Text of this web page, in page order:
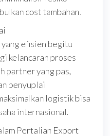
cost tambahan.
efisien begitu
kelancaran proses
partner yang pas,
penyuplai
logistik bisa
internasional.
Pertalian Export